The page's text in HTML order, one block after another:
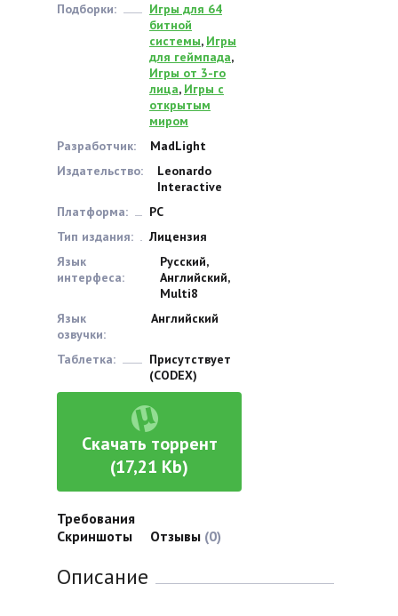
Подборки:
Игры для 64
битной
системы, Игры
для геймпада,
Игры от 3-го
лица, Игры с
открытым
миром
Разработчик:
MadLight
Издательство:
Leonardo
Interactive
Платформа:
PC
Тип издания:
Лицензия
Язык
интерфеса:
Русский,
Английский,
Multi8
Язык
озвучки:
Английский
Таблетка:
Присутствует
(CODEX)
Скачать торрент
(17,21 Kb)
Требования
Скриншоты
Отзывы (0)
Описание